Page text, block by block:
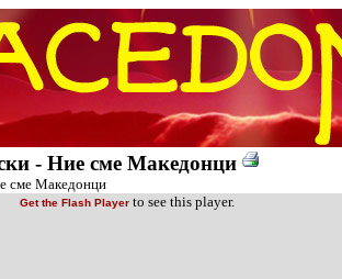
- Ние сме Македонци
сме Македонци
Get the Flash Playerto see this player.